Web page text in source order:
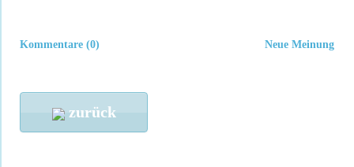
Neue Meinung
Kommentare (0)
zurück